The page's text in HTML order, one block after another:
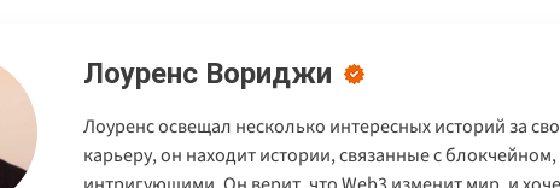
Лоуренс Вориджи
Лоуренс освещал несколько интересных историй за
карьеру, он находит истории, связанные с